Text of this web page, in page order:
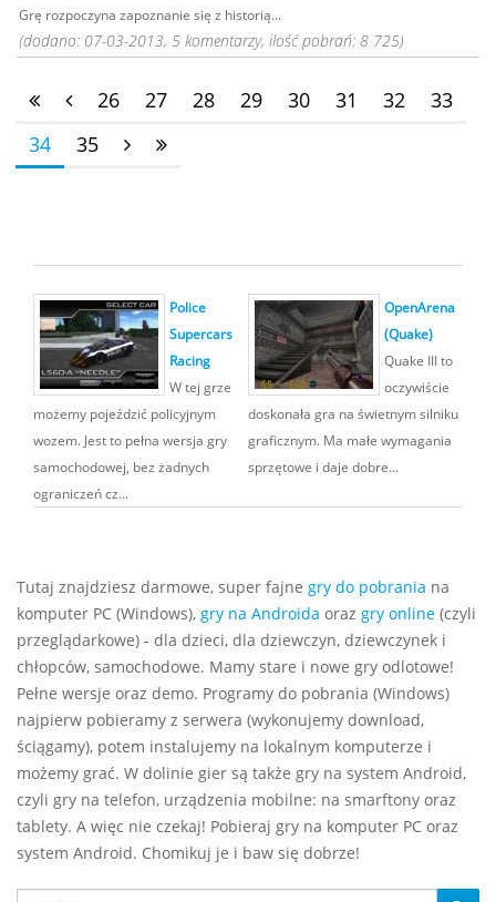
Grę rozpoczyna zapoznanie się z historią...
(dodano: 07-03-2013, 5 komentarzy, ilość pobrań: 8 725)
26 27 28 29 30 31 32
33
34
35
Police
Supercars
Racing
W tej grze
możemy pojeździć policyjnym
wozem. Jest to pełna wersja gry
samochodowej, bez żadnych
ograniczeń cz...
OpenArena
(Quake)
Quake III to
oczywiście
doskonała gra na świetnym silniku
graficznym. Ma małe wymagania
sprzętowe i daje dobre...
Tutaj znajdziesz darmowe, super fajne gry do pobrania na
komputer PC (Windows), gry na Androida oraz gry online (czyli
przeglądarkowe) - dla dzieci, dla dziewczyn, dziewczynek i
chłopców, samochodowe. Mamy stare i nowe gry odlotowe!
Pełne wersje oraz demo. Programy do pobrania (Windows)
najpierw pobieramy z serwera (wykonujemy download,
ściągamy), potem instalujemy na lokalnym komputerze i
możemy grać. W dolinie gier są także gry na system Android,
czyli gry na telefon, urządzenia mobilne: na smarftony oraz
tablety. A więc nie czekaj! Pobieraj gry na komputer PC oraz
system Android. Chomikuj je i baw się dobrze!